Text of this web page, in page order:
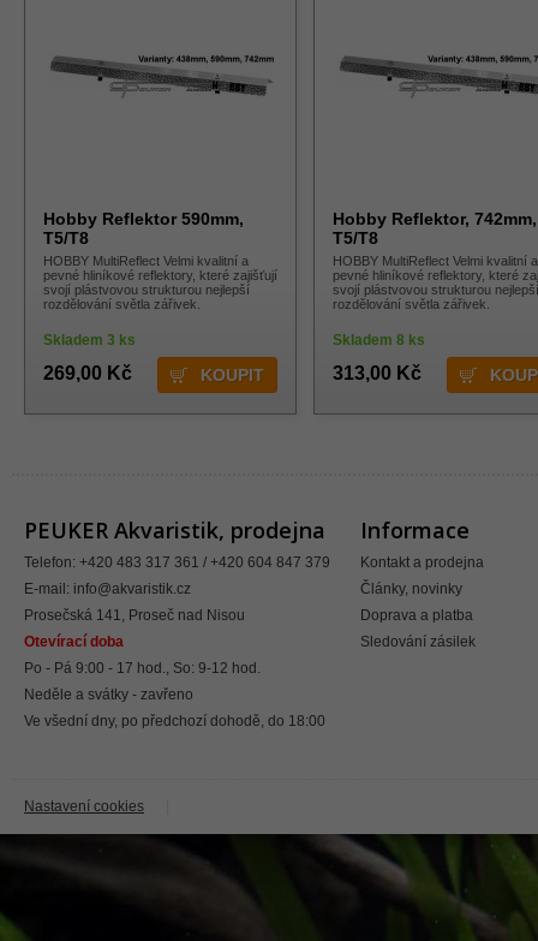
Hobby Reflektor 590mm,
T5/T8
HOBBY MultiReflect Velmi kvalitní a
pevné hliníkové reflektory, které zajišťují
svojí plástvovou strukturou nejlepší
rozdělování světla zářivek.
Skladem 3 ks
269,00 Kč
Hobby Reflektor, 742mm,
T5/T8
HOBBY MultiReflect Velmi kvalitní a
pevné hliníkové reflektory, které
svojí plástvovou strukturou nejlepší
rozdělování světla zářivek.
Skladem 8 ks
313,00 Kč
PEUKER Akvaristik, prodejna
Telefon: +420 483 317 361 / +420 604 847 379
E-mail: info@akvaristik.cz
Prosečská 141, Proseč nad Nisou
Otevírací doba
Po - Pá 9:00 - 17 hod., So: 9-12 hod.
Neděle a svátky - zavřeno
Ve všední dny, po předchozí dohodě, do 18:00
Informace
Kontakt a prodejna
Články, novinky
Doprava a platba
Sledování zásilek
Nastavení cookies